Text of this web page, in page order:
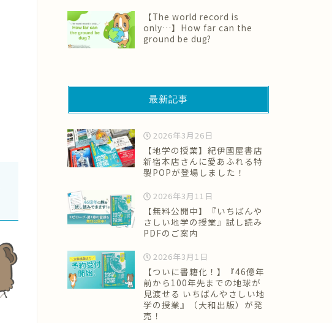
【The world record is
only…】How far can the
ground be dug?
最新記事
2026年3月26日
【地学の授業】紀伊國屋書店
新宿本店さんに愛あふれる特
製POPが登場しました！
2026年3月11日
【無料公開中】『いちばんや
さしい地学の授業』試し読み
PDFのご案内
2026年3月1日
【ついに書籍化！】『46億年
前から100年先までの地球が
見渡せる いちばんやさしい地
学の授業』（大和出版）が発
売！